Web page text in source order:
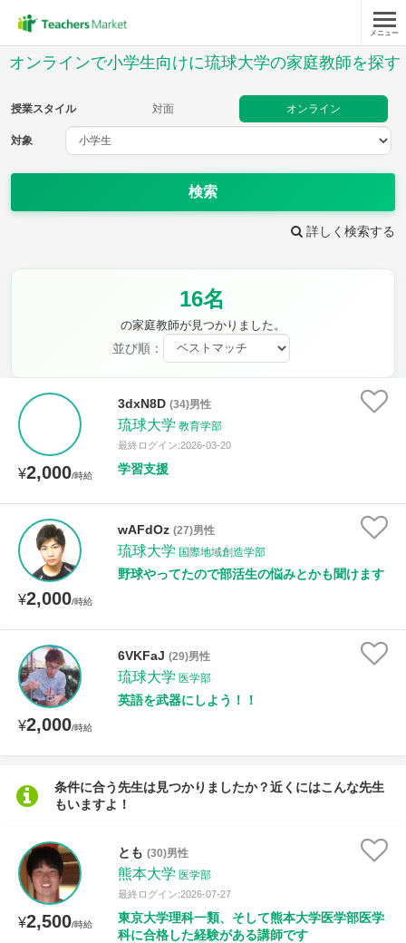
メニュー
オンラインで小学生向けに琉球大学の家庭教師を探す
授業スタイル 対面 オンライン
対象
検索
詳しく検索する
16名
の家庭教師が見つかりました。
並び順：
¥2,000/時給
3dxN8D (34)男性
琉球大学 教育学部
最終ログイン:2026-03-20
学習支援
¥2,000/時給
wAFdOz (27)男性
琉球大学 国際地域創造学部
野球やってたので部活生の悩みとかも聞けます
¥2,000/時給
6VKFaJ (29)男性
琉球大学 医学部
英語を武器にしよう！！
条件に合う先生は見つかりましたか？近くにはこんな先生
もいますよ！
¥2,500/時給
とも (30)男性
熊本大学 医学部
最終ログイン:2026-07-27
東京大学理科一類、そして熊本大学医学部医学
科に合格した経験がある講師です
教科
図画工作
時給：¥1,000 ～ ¥10,000
授業可能日
火曜日
所属大学
年齢：18-101歳
性別